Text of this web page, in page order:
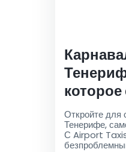
которое
Европе!
Откройте
Тенерифе,
С Airport